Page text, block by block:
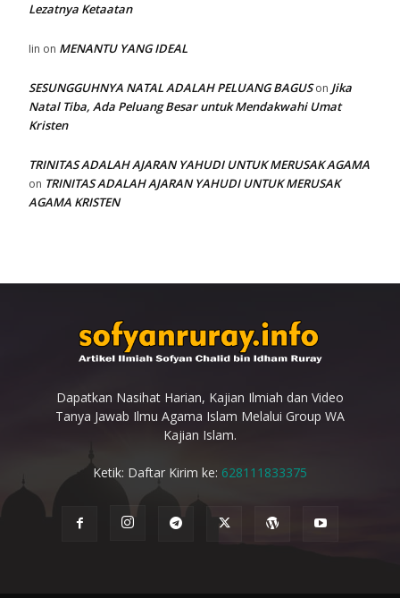
Lezatnya Ketaatan
Iin on MENANTU YANG IDEAL
SESUNGGUHNYA NATAL ADALAH PELUANG BAGUSon Jika
Natal Tiba, Ada Peluang Besar untuk Mendakwahi Umat
Kristen
TRINITAS ADALAH AJARAN YAHUDI UNTUK MERUSAK AGAMA
on TRINITAS ADALAH AJARAN YAHUDI UNTUK MERUSAK
AGAMA KRISTEN
Dapatkan Nasihat Harian, Kajian Ilmiah dan Video
Tanya Jawab Ilmu Agama Islam Melalui Group WA
Kajian Islam.
Ketik: Daftar Kirim ke: 628111833375